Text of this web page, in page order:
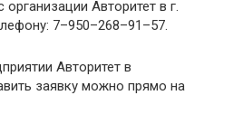
Авторитет в г.
7–950–268–91–57.
Авторитет в
заявку можно прямо на